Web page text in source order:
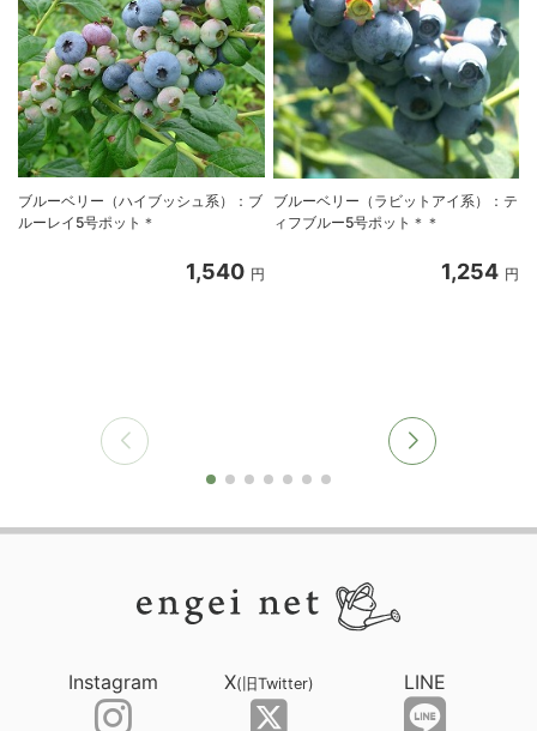
ブルーベリー（ハイブッシュ系）：ブ
ルーレイ5号ポット＊
1,540 円
ブルーベリー（ラビットアイ系）：テ
ィフブルー5号ポット＊＊
1,254 円
Instagram X(旧Twitter) LINE